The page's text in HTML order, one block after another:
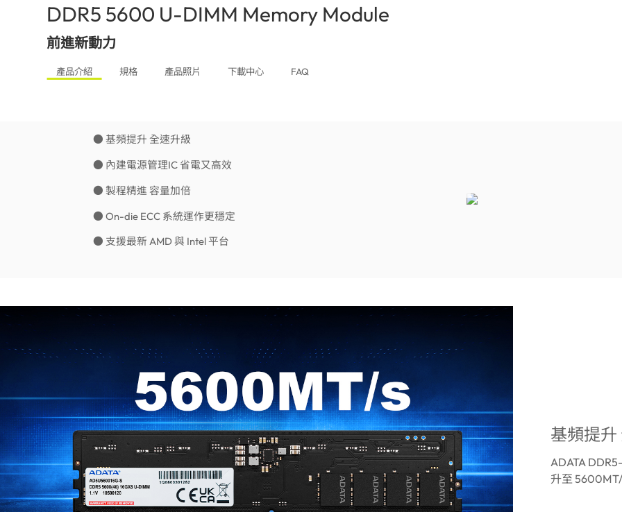
DDR5 5600 U-DIMM Memory Module
前進新動力
產品介紹 規格 產品照片 下載中心 FAQ
● 基頻提升 全速升級
● 內建電源管理IC 省電又高效
● 製程精進 容量加倍
● On-die ECC 系統運作更穩定
● 支援最新 AMD 與 Intel 平台
基頻提
ADATA
升至